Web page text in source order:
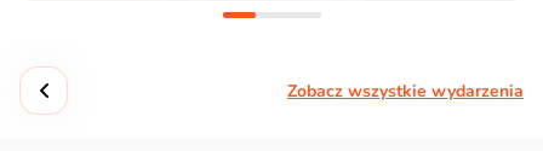
Zobacz wszystkie wydarzenia